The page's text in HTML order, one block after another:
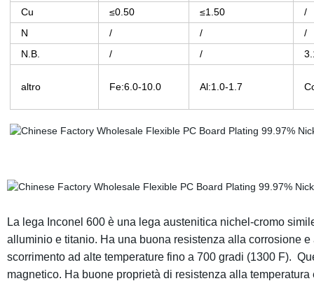
Cu
≤0.50 ≤1.50
/
N
/ /
/
N.B.
/ /
altro Fe:6.0-10.0 Al:1.0-1.7
La lega Inconel 600 è una lega austenitica nichel-cromo
alluminio e titanio. Ha una buona resistenza alla corrosione
scorrimento ad alte temperature fino a 700 gradi (1300 F).
magnetico. Ha buone proprietà di resistenza alla